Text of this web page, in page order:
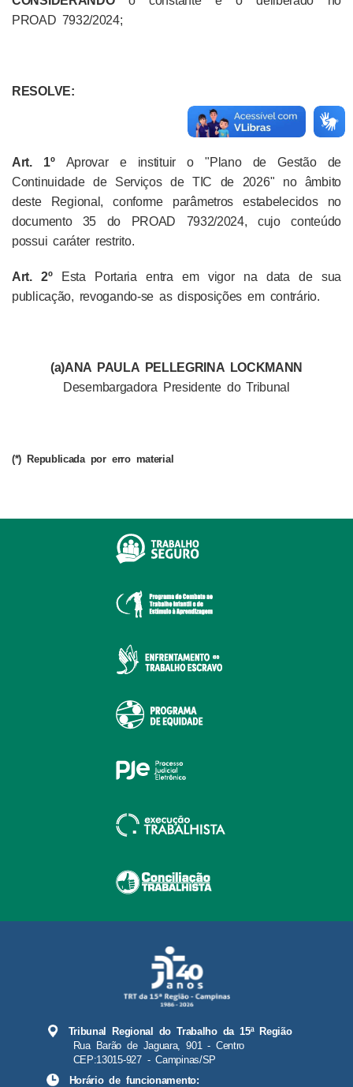
PROAD 7932/2024;
RESOLVE:
Art. 1º Aprovar e instituir o "Plano de Gestão de
Continuidade de Serviços de TIC de 2026" no âmbito
deste Regional, conforme parâmetros estabelecidos no
documento 35 do PROAD 7932/2024, cujo conteúdo
possui caráter restrito.
Art. 2ºEsta Portaria entra em vigor na data de sua
publicação, revogando-se as disposições em contrário.
(a)ANA PAULA PELLEGRINA LOCKMANN
Desembargadora Presidente do Tribunal
(*) Republicada por erro material
Tribunal Regional do Trabalho da 15ª Região
Rua Barão de Jaguara, 901 - Centro
CEP:13015-927 - Campinas/SP
Horário de funcionamento: